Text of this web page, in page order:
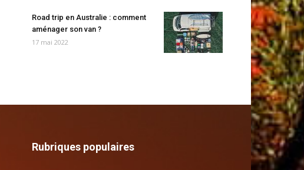
Road trip en Australie : comment
aménager son van ?
17 mai 2022
Rubriques populaires